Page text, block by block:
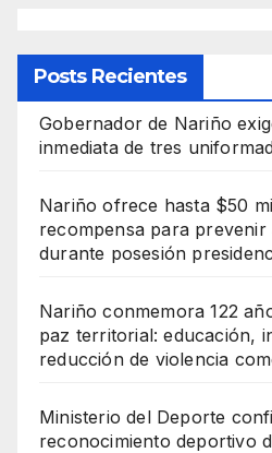
Posts Recientes
Gobernador de Nariño
inmediata de tres
Nariño ofrece hasta $50
recompensa para prevenir
durante posesión
Nariño conmemora 122
paz territorial: educación,
reducción de violencia
Ministerio del Deporte
reconocimiento deportivo